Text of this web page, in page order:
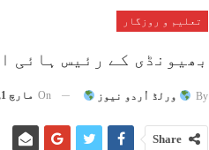
تعلیم و روزگار
بھیونڈی کے رئیس ہائی
By ورلڈ اُردو نیوز On مارچ 1, 2019
Share